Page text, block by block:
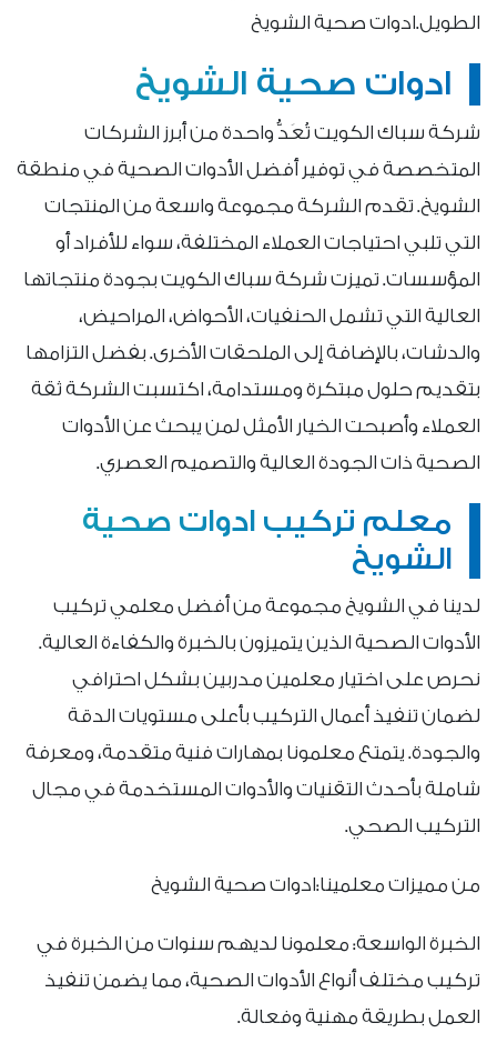
الطويل.ادوات صحية الشويخ
ادوات صحية الشويخ
شركة سباك الكويت تُعَدُّ واحدة من أبرز الشركات
المتخصصة في توفير أفضل الأدوات الصحية في منطقة
الشويخ. تقدم الشركة مجموعة واسعة من المنتجات
التي تلبي احتياجات العملاء المختلفة، سواء للأفراد أو
المؤسسات. تميزت شركة سباك الكويت بجودة منتجاتها
العالية التي تشمل الحنفيات، الأحواض، المراحيض،
والدشات، بالإضافة إلى الملحقات الأخرى. بفضل التزامها
بتقديم حلول مبتكرة ومستدامة، اكتسبت الشركة ثقة
العملاء وأصبحت الخيار الأمثل لمن يبحث عن الأدوات
الصحية ذات الجودة العالية والتصميم العصري.
معلم تركيب ادوات صحية
الشويخ
لدينا في الشويخ مجموعة من أفضل معلمي تركيب
الأدوات الصحية الذين يتميزون بالخبرة والكفاءة العالية.
نحرص على اختيار معلمين مدربين بشكل احترافي
لضمان تنفيذ أعمال التركيب بأعلى مستويات الدقة
والجودة. يتمتع معلمونا بمهارات فنية متقدمة، ومعرفة
شاملة بأحدث التقنيات والأدوات المستخدمة في مجال
التركيب الصحي.
من مميزات معلمينا:ادوات صحية الشويخ
الخبرة الواسعة: معلمونا لديهم سنوات من الخبرة في
تركيب مختلف أنواع الأدوات الصحية، مما يضمن تنفيذ
العمل بطريقة مهنية وفعالة.